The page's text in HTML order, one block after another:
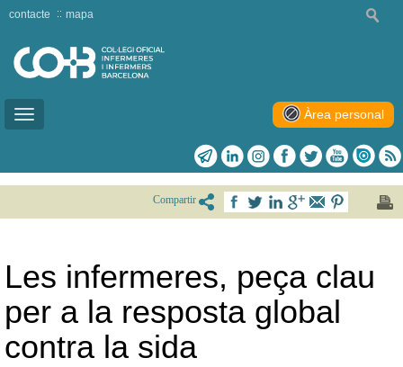
Toggle
contacte mapa
Àrea personal
Compartir
Les infermeres, peça clau
per a la resposta global
contra la sida